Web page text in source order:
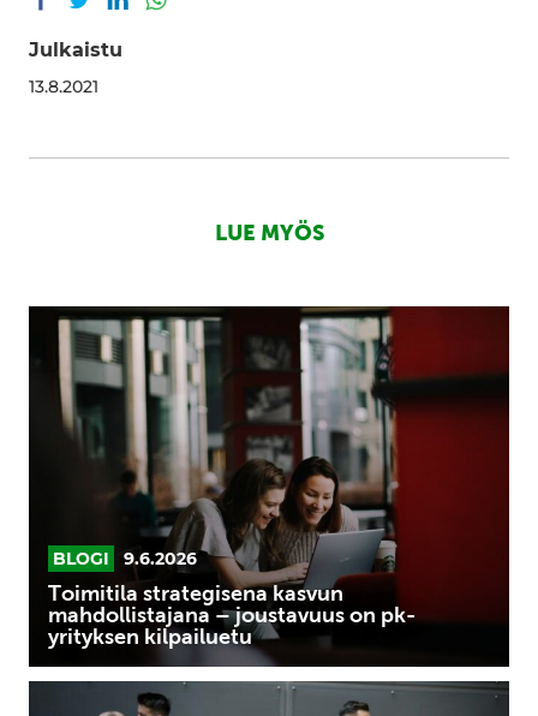
Julkaistu
13.8.2021
LUE MYÖS
Toimitila
strategisena
kasvun
mahdollistajana
joustavuus
yrityksen
kilpailuetu
BLOGI 9.6.2026
Toimitila strategisena kasvun
mahdollistajana – joustavuus on pk-
yrityksen kilpailuetu